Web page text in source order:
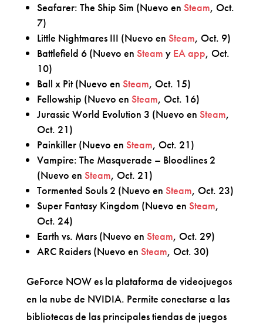
Seafarer: The Ship Sim (Nuevo en Steam, Oct.
7)
Little Nightmares III (Nuevo en Steam, Oct. 9)
Battlefield 6 (Nuevo en Steam y EA app, Oct.
10)
Ball x Pit (Nuevo en Steam, Oct. 15)
Fellowship (Nuevo en Steam, Oct. 16)
Jurassic World Evolution 3 (Nuevo en Steam,
Oct. 21)
Painkiller (Nuevo en Steam, Oct. 21)
Vampire: The Masquerade – Bloodlines 2
(Nuevo en Steam, Oct. 21)
Tormented Souls 2 (Nuevo en Steam, Oct. 23)
Super Fantasy Kingdom (Nuevo en Steam,
Oct. 24)
Earth vs. Mars (Nuevo en Steam, Oct. 29)
ARC Raiders (Nuevo en Steam, Oct. 30)
GeForce NOW es la plataforma de videojuegos
en la nube de NVIDIA. Permite conectarse a las
bibliotecas de las principales tiendas de juegos